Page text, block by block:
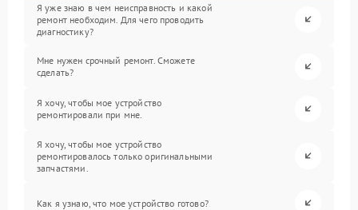
Я уже знаю в чем неисправность и какой
ремонт необходим. Для чего проводить
диагностику?
Мне нужен срочный ремонт. Сможете
сделать?
Я хочу, чтобы мое устройство
ремонтировали при мне.
Я хочу, чтобы мое устройство
ремонтировалось только оригинальными
запчастями.
Как я узнаю, что мое устройство готово?